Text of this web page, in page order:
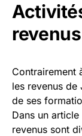
Contrairement
les revenus de
de ses
Dans un
revenus sont